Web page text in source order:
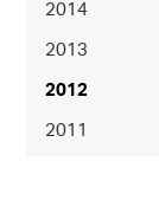
2014
2013
2012
2011